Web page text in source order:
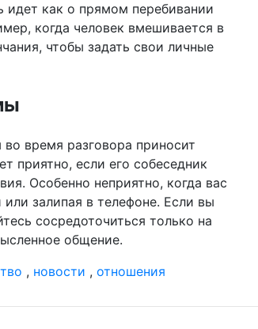
идет как о прямом перебивании
когда человек вмешивается в
чтобы задать свои личные
время разговора приносит
приятно, если его собеседник
Особенно неприятно, когда вас
залипая в телефоне. Если вы
сосредоточиться только на
общение.
, новости , отношения